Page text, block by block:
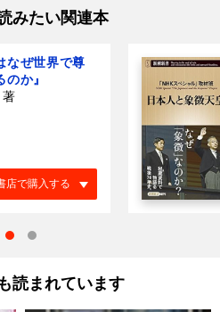
みたい関連本
なぜ世界で尊
のか』
著
店で購入する
読まれています